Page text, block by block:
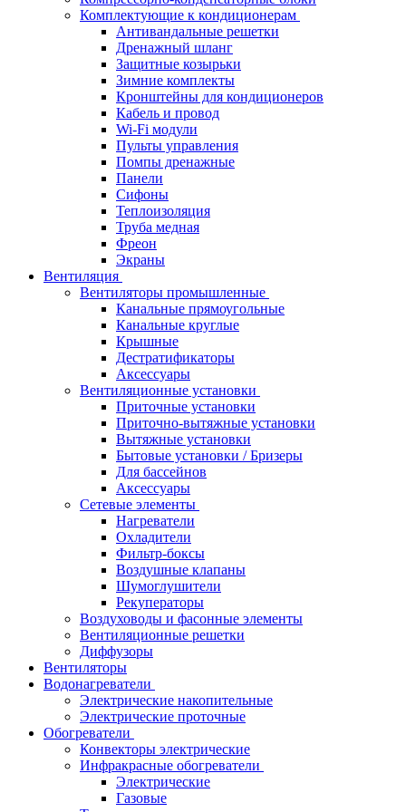
Комплектующие к кондиционерам
Антивандальные решетки
Дренажный шланг
Защитные козырьки
Зимние комплекты
Кронштейны для кондиционеров
Кабель и провод
Wi-Fi модули
Пульты управления
Помпы дренажные
Панели
Сифоны
Теплоизоляция
Труба медная
Фреон
Экраны
Вентиляция
Вентиляторы промышленные
Канальные прямоугольные
Канальные круглые
Крышные
Дестратификаторы
Аксессуары
Вентиляционные установки
Приточные установки
Приточно-вытяжные установки
Вытяжные установки
Бытовые установки / Бризеры
Для бассейнов
Аксессуары
Сетевые элементы
Нагреватели
Охладители
Фильтр-боксы
Воздушные клапаны
Шумоглушители
Рекуператоры
Воздуховоды и фасонные элементы
Вентиляционные решетки
Диффузоры
Вентиляторы
Водонагреватели
Электрические накопительные
Электрические проточные
Обогреватели
Конвекторы электрические
Инфракрасные обогреватели
Электрические
Газовые